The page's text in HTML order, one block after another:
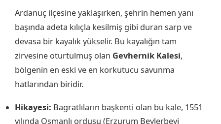
Ardanuç ilçesine yaklaşırken, şehrin hemen yanı
başında adeta kılıçla kesilmiş gibi duran sarp ve
devasa bir kayalık yükselir. Bu kayalığın tam
zirvesine oturtulmuş olan Gevhernik Kalesi,
bölgenin en eski ve en korkutucu savunma
hatlarından biridir.
Hikayesi: Bagratlıların başkenti olan bu kale, 1551
yılında Osmanlı ordusu (Erzurum Beylerbeyi